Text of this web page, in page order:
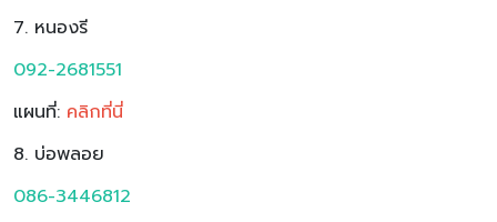
7. หนองรี
092-2681551
แผนที่: คลิกที่นี่
8. บ่อพลอย
086-3446812